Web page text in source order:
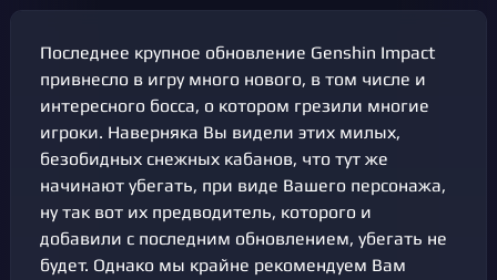
Последнее крупное обновление Genshin Impact
привнесло в игру много нового, в том числе и
интересного босса, о котором грезили многие
игроки. Наверняка Вы видели этих милых,
безобидных снежных кабанов, что тут же
начинают убегать, при виде Вашего персонажа,
ну так вот их предводитель, которого и
добавили с последним обновлением, убегать не
будет. Однако мы крайне рекомендуем Вам